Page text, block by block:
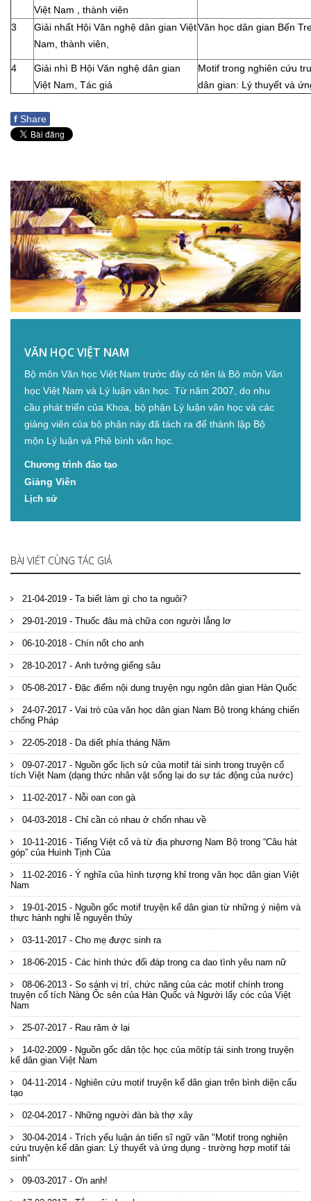
Việt Nam , thành viên
3
Giải nhất Hội Văn nghệ dân gian Việt
Nam, thành viên,
Văn học dân gian Bến
4
Giải nhì B Hội Văn nghệ dân gian
Việt Nam, Tác giả
Motif trong nghiên cứu
dân gian: Lý thuyết và
f Share
VĂN HỌC VIỆT NAM
Bộ môn Văn học Việt Nam trước đây có tên là Bộ môn Văn
học Việt Nam và Lý luận văn học. Từ năm 2007, do nhu
cầu phát triển của Khoa, bộ phận Lý luận văn học và các
giảng viên của bộ phận này đã tách ra để thành lập Bộ
mộn Lý luận và Phê bình văn học.
Chương trình đào tạo
Giảng Viên
Lịch sử
BÀI VIẾT CÙNG TÁC GIẢ
21-04-2019 - Ta biết làm gì cho ta nguôi?
29-01-2019 - Thuốc đâu mà chữa con người lẳng lơ
06-10-2018 - Chín nốt cho anh
28-10-2017 - Anh tưởng giếng sâu
05-08-2017 - Đặc điểm nội dung truyện ngụ ngôn dân gian Hàn Quốc
24-07-2017 - Vai trò của văn học dân gian Nam Bộ trong kháng chiến
chống Pháp
22-05-2018 - Da diết phía tháng Năm
09-07-2017 - Nguồn gốc lịch sử của motif tái sinh trong truyện cổ
tích Việt Nam (dạng thức nhân vật sống lại do sự tác động của nước)
11-02-2017 - Nỗi oan con gà
04-03-2018 - Chỉ cần có nhau ở chốn nhau về
10-11-2016 - Tiếng Việt cổ và từ địa phương Nam Bộ trong “Câu hát
góp” của Huình Tịnh Của
11-02-2016 - Ý nghĩa của hình tượng khỉ trong văn học dân gian Việt
Nam
19-01-2015 - Nguồn gốc motif truyện kể dân gian từ những ý niệm và
thực hành nghi lễ nguyên thủy
03-11-2017 - Cho mẹ được sinh ra
18-06-2015 - Các hình thức đối đáp trong ca dao tình yêu nam nữ
08-06-2013 - So sánh vị trí, chức năng của các motif chính trong
truyện cổ tích Nàng Ốc sên của Hàn Quốc và Người lấy cóc của Việt
Nam
25-07-2017 - Rau răm ở lại
14-02-2009 - Nguồn gốc dân tộc học của môtíp tái sinh trong truyện
kể dân gian Việt Nam
04-11-2014 - Nghiên cứu motif truyện kể dân gian trên bình diện cấu
tạo
02-04-2017 - Những người đàn bà thợ xây
30-04-2014 - Trích yếu luận án tiến sĩ ngữ văn "Motif trong nghiên
cứu truyện kể dân gian: Lý thuyết và ứng dụng - trường hợp motif tái
sinh"
09-03-2017 - Ơn anh!